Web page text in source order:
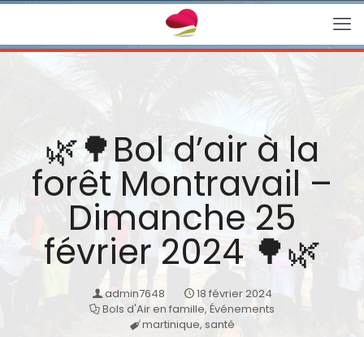
🌿🌳Bol d’air à la
forêt Montravail –
Dimanche 25
février 2024 🌳🌿
admin7648
18 février 2024
Bols d'Air en famille, Événements
martinique, santé